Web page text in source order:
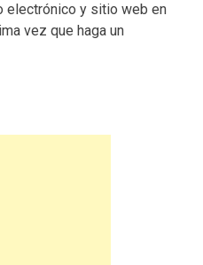
electrónico y sitio web en
vez que haga un